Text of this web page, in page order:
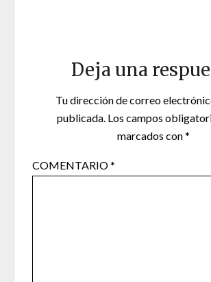
Deja una
Tu dirección de correo
publicada. Los campos
marcados con*
COMENTARIO*